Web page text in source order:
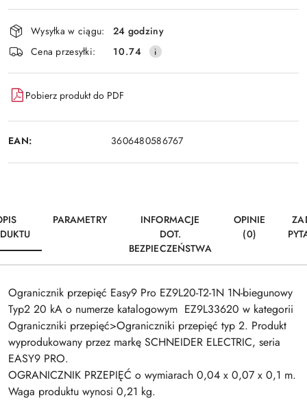
Wyślij
Dostępność
i
dostawa
Wysyłka w ciągu:
24 godziny
Cena przesyłki:
10.74
Pobierz produkt do PDF
EAN: 3606480586767
PARAMETRY
INFORMACJE
DOT.
BEZPIECZEŃSTWA
OPINIE
(0)
Ogranicznik przepięć Easy9 Pro EZ9L20-T2-1N 1N-biegunowy
Typ2 20 kA o numerze katalogowym EZ9L33620 w kategorii
Ograniczniki przepięć>Ograniczniki przepięć typ 2. Produkt
wyprodukowany przez markę SCHNEIDER ELECTRIC, seria
EASY9 PRO.
OGRANICZNIK PRZEPIĘĆ o wymiarach 0,04 x 0,07 x 0,1 m.
Waga produktu wynosi 0,21 kg.